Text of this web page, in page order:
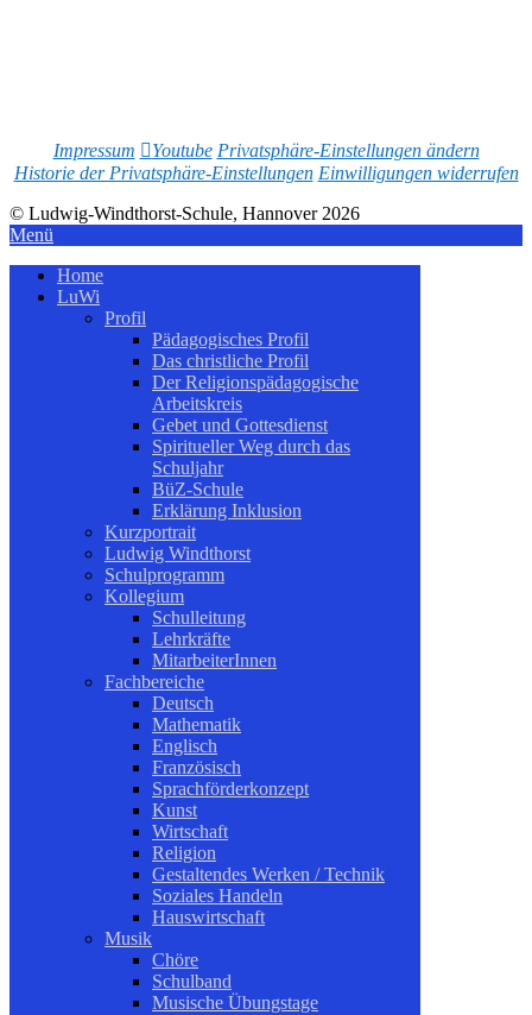
Impressum Youtube Privatsphäre-Einstellungen ändern
Historie der Privatsphäre-Einstellungen Einwilligungen widerrufen
© Ludwig-Windthorst-Schule, Hannover 2026
Menü
Home
LuWi
Profil
Pädagogisches Profil
Das christliche Profil
Der Religionspädagogische
Arbeitskreis
Gebet und Gottesdienst
Spiritueller Weg durch das
Schuljahr
BüZ-Schule
Erklärung Inklusion
Kurzportrait
Ludwig Windthorst
Schulprogramm
Kollegium
Schulleitung
Lehrkräfte
MitarbeiterInnen
Fachbereiche
Deutsch
Mathematik
Englisch
Französisch
Sprachförderkonzept
Kunst
Wirtschaft
Religion
Gestaltendes Werken / Technik
Soziales Handeln
Hauswirtschaft
Musik
Chöre
Schulband
Musische Übungstage